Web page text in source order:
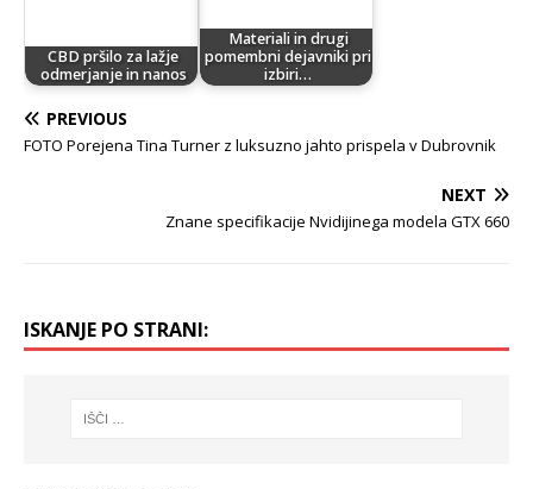
CBD pršilo za lažje
odmerjanje in nanos
Materiali in drugi
pomembni dejavniki pri
izbiri…
PREVIOUS
FOTO Porejena Tina Turner z luksuzno jahto prispela v Dubrovnik
NEXT
Znane specifikacije Nvidijinega modela GTX 660
ISKANJE PO STRANI: